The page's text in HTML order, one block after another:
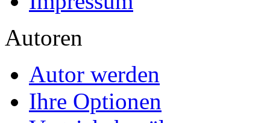
Allgemein
Home
Arbeiten hochladen